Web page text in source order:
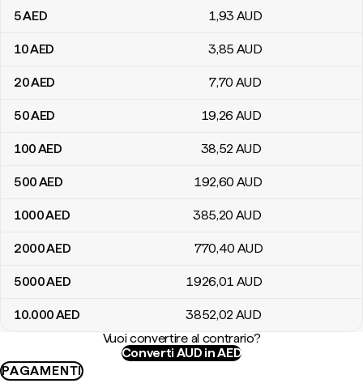
Tabella di conversione da dirham degli EAU a dollari australiani
5AED 1,93 AUD
10AED 3,85 AUD
20AED 7,70 AUD
50AED 19,26 AUD
100AED 38,52AUD
500AED 192,60 AUD
1000AED 385,20 AUD
2000AED 770,40 AUD
5000AED 1926,01 AUD
10.000AED 3852,02AUD
Vuoi convertire al contrario?
Converti AUD in AED
PAGAMENTI